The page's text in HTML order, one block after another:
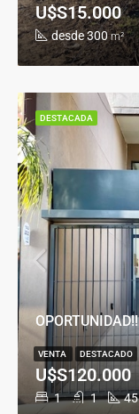
desde 300 m²
U$S15.000
1 1 45
U$S120.000
VENTA DESTACADO
DESTACADA